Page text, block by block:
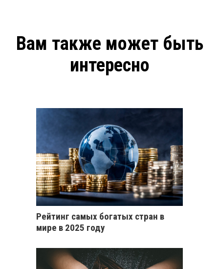
Вам также может быть
интересно
Рейтинг самых богатых стран в
мире в 2025 году